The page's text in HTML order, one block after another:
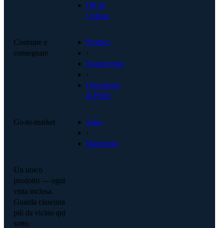
HR &
Cultura
Costruire e
consegnare
Product
·
Engineering
·
Operations
& PMO
Go-to-market
Sales
·
Marketing
Un unico
prodotto — ogni
vista inclusa.
Guarda ciascuna
più da vicino qui
sotto.